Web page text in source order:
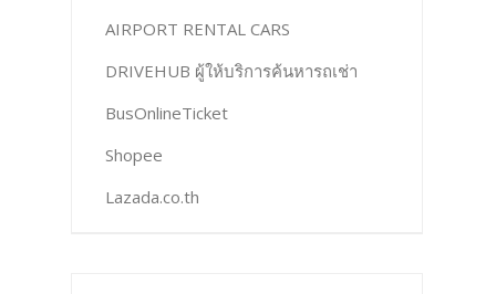
AIRPORT RENTAL CARS
DRIVEHUB ผู้ให้บริการค้นหารถเช่า
BusOnlineTicket
Shopee
Lazada.co.th